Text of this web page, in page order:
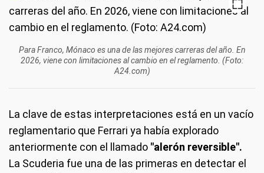
Para Franco, Mónaco es una de las mejores carreras del año. En
2026, viene con limitaciones al cambio en el reglamento. (Foto:
A24.com)
La clave de estas interpretaciones está en un vacío
reglamentario que Ferrari ya había explorado
anteriormente con el llamado "alerón reversible".
La Scuderia fue una de las primeras en detectar el